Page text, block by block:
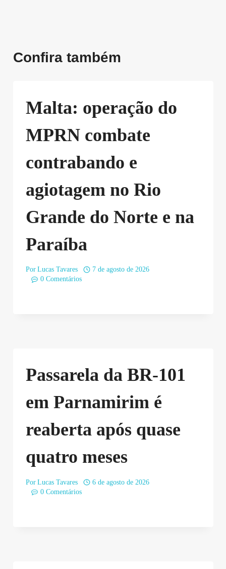
Confira também
Malta: operação do
MPRN combate
contrabando e
agiotagem no Rio
Grande do Norte e na
Paraíba
Por Lucas Tavares
7 de agosto de 2026
0 Comentários
Passarela da BR-101
em Parnamirim é
reaberta após quase
quatro meses
Por Lucas Tavares
6 de agosto de 2026
0 Comentários